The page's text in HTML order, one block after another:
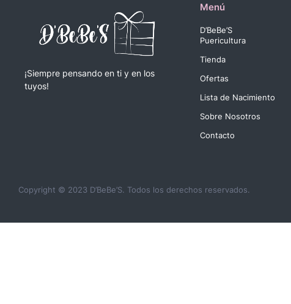
¡Siempre pensando en ti y en los
tuyos!
Menú
D’BeBe’S
Puericultura
Tienda
Ofertas
Lista de Nacimiento
Sobre Nosotros
Contacto
Copyright © 2023 D’BeBe’S. Todos los derechos reservados.